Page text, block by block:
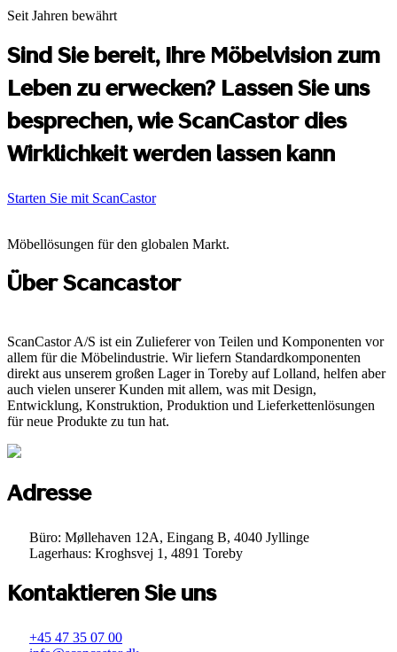
Seit Jahren bewährt
Sind Sie bereit, Ihre Möbelvision zum
Leben zu erwecken? Lassen Sie uns
besprechen, wie ScanCastor dies
Wirklichkeit werden lassen kann
Starten Sie mit ScanCastor
Möbellösungen für den globalen Markt.
Über Scancastor
ScanCastor A/S ist ein Zulieferer von Teilen und Komponenten vor
allem für die Möbelindustrie. Wir liefern Standardkomponenten
direkt aus unserem großen Lager in Toreby auf Lolland, helfen aber
auch vielen unserer Kunden mit allem, was mit Design,
Entwicklung, Konstruktion, Produktion und Lieferkettenlösungen
für neue Produkte zu tun hat.
Adresse
Büro: Møllehaven 12A, Eingang B, 4040 Jyllinge
Lagerhaus: Kroghsvej 1, 4891 Toreby
Kontaktieren Sie uns
+45 47 35 07 00